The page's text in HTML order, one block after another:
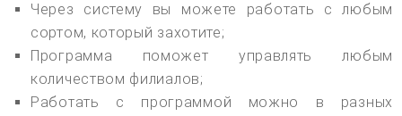
Через систему вы можете работать с любым
сортом, который захотите;
Программа поможет управлять любым
количеством филиалов;
Работать с программой можно в разных